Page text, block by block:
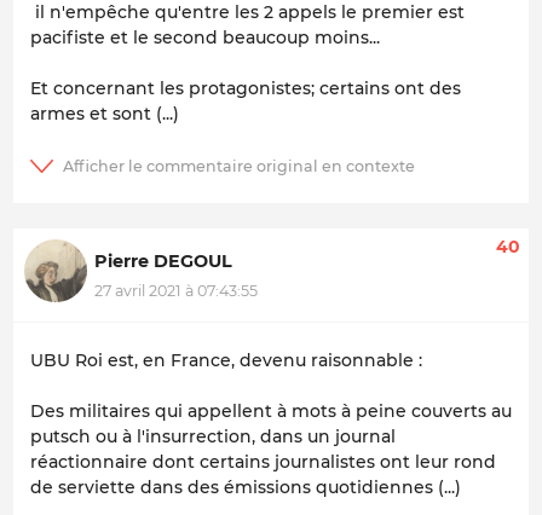
il n'empêche qu'entre les 2 appels le premier est
pacifiste et le second beaucoup moins...
Et concernant les protagonistes; certains ont des
armes et sont (...)
Pierre DEGOUL
27 avril 2021 à 07:43:55
40
UBU Roi est, en France, devenu raisonnable :
Des militaires qui appellent à mots à peine couverts au
putsch ou à l'insurrection, dans un journal
réactionnaire dont certains journalistes ont leur rond
de serviette dans des émissions quotidiennes (...)